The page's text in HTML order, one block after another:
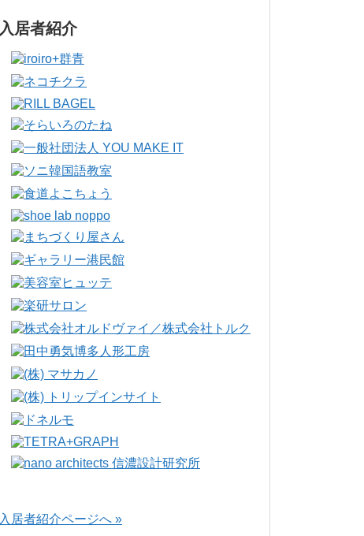
入居者紹介
入居者紹介ページへ »